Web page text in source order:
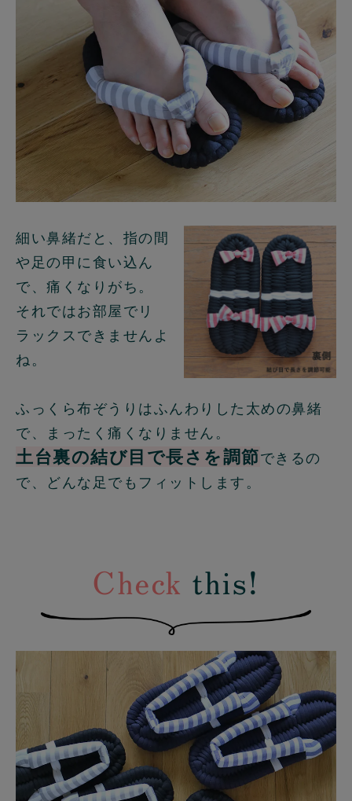
細い鼻緒だと、指の間
や足の甲に食い込ん
で、痛くなりがち。
それではお部屋でリ
ラックスできませんよ
ね。
ふっくら布ぞうりはふんわりした太めの鼻緒
で、まったく痛くなりません。
土台裏の結び目で長さを調節できるの
で、どんな足でもフィットします。
Check this!